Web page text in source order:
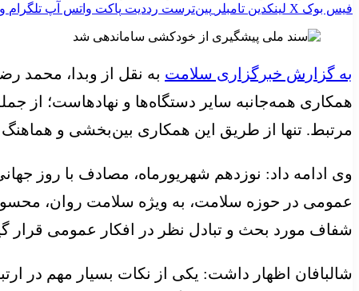
فیس بوک X لینکدین ‫تامبلر ‫پین‌ترست ‫رددیت پاکت واتس آپ تلگرام
به گزارش خبرگزاری سلامت به نقل از وبدا، محمد
همکاری همه‌جانبه سایر دستگاه‌ها و نهادهاست؛ از
مرتبط. تنها از طریق این همکاری بین‌بخشی و
وی ادامه داد: نوزدهم شهریورماه، مصادف با روز
عمومی در حوزه سلامت، به ویژه سلامت روان،
شفاف مورد بحث و تبادل نظر در افکار عمومی قرار
شالبافان اظهار داشت: یکی از نکات بسیار مهم در